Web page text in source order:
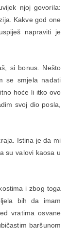
njoj govorila:
Kakve god one
napraviti je
si bonus. Nešto
se smjela nadati
hoće li itko ovo
svoj dio posla,
Istina je da mi
su valovi kaosa u
i zbog toga
bih da imam
vratima osvane
baršunom